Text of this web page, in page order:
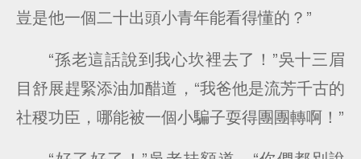
豈是他一個二十出頭小青年能看得懂的？”
“孫老這話說到我心坎裡去了！”吳十三眉
目舒展趕緊添油加醋道，“我爸他是流芳千古的
社稷功臣，哪能被一個小騙子耍得團團轉啊！”